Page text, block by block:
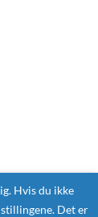
Hvis du ikke
Det er